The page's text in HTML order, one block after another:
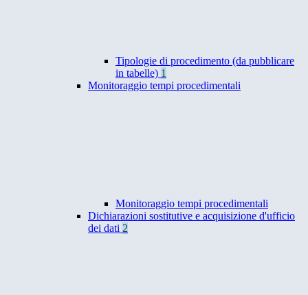
Tipologie di procedimento (da pubblicare
in tabelle) 1
Monitoraggio tempi procedimentali
Monitoraggio tempi procedimentali
Dichiarazioni sostitutive e acquisizione d'ufficio
dei dati 2